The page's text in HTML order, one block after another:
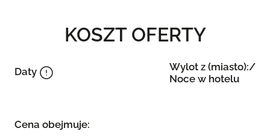
KOSZT OFERTY
Daty
Wylot z (miasto):/
Noce w hotelu
Cena obejmuje: